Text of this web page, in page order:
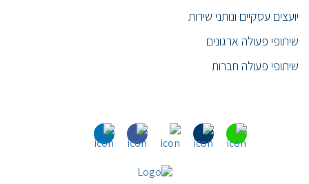
יועצים עסקיים ונותני שירות
שיתופי פעולה ארגונים
שיתופי פעולה חברות